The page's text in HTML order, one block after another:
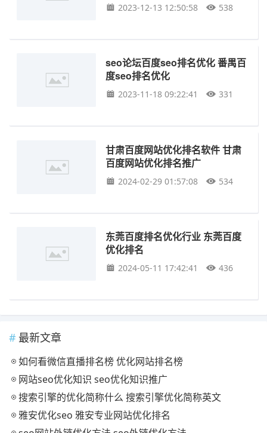
2023-12-13 12:50:58 538
seo论坛百度seo排名优化 番禺百
度seo排名优化
2023-11-18 09:22:41 331
甘肃百度网站优化排名软件 甘肃
百度网站优化排名推广
2024-02-29 01:57:08 534
东莞百度排名优化行业 东莞百度
优化排名
2024-05-11 17:42:41 436
最新文章
如何看微信直播排名榜 优化网站排名榜
网站seo优化知识 seo优化知识推广
搜索引擎的优化简称什么 搜索引擎优化简称英文
雅安优化seo 雅安专业网站优化排名